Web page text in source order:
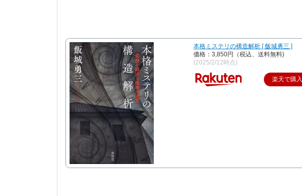
本格ミステリの構造解析 [ 飯城勇三 ]
価格：3,850円（税込、送料無料)
(2025/2/12時点)
楽天で購入